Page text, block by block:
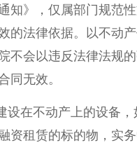
知》，仅属部门规范
的法律依据。以不动
不会以违反法律法规
同无效。
在不动产上的设备，
资租赁的标的物，实